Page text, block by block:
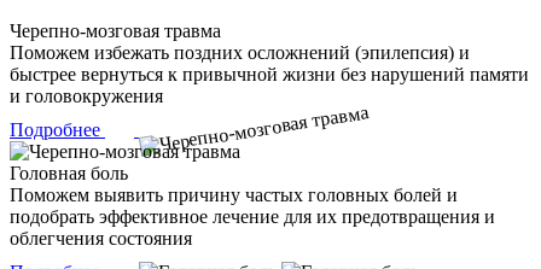
Черепно-мозговая травма
Поможем избежать поздних осложнений (эпилепсия) и
быстрее вернуться к привычной жизни без нарушений памяти
и головокружения
Подробнее
Головная боль
Поможем выявить причину частых головных болей и
подобрать эффективное лечение для их предотвращения и
облегчения состояния